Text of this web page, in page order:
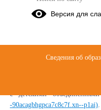
Навигаторы
частей Школы
начинают отбор
должностей советников
с детскими
-90acagbhgpca7c8c7f.xn--p1ai)
Версия для
Сведения об